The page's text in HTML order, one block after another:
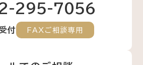
295-7056
付 FAXご相談専用